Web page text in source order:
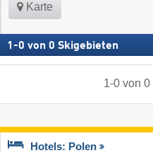
Karte
1 -0 von 0 Skigebieten
1-0von 0
Hotels: Polen